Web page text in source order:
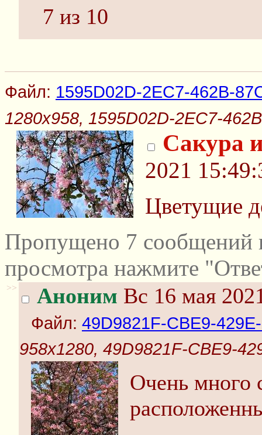
7 из 10
Файл: 1595D02D-2EC7-462B-
1280x958, 1595D02D-2EC7-
Сакура
2021
Цветущие
Пропущено 7 сообщений
просмотра нажмите
>> Аноним Вс 16 мая
Файл: 49D9821F-CBE9-
958x1280, 49D9821F-CBE9-
Очень много